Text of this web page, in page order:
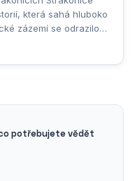
která sahá hluboko
zázemí se odrazilo i
Gymnázium ve
potřebujete vědět